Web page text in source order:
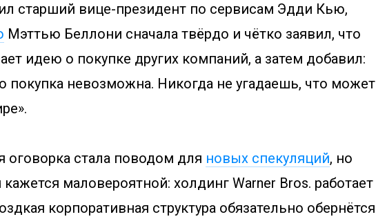
старший вице-президент по сервисам Эдди Кью,
Мэттью Беллони сначала твёрдо и чётко заявил, что
идею о покупке других компаний, а затем добавил:
покупка невозможна. Никогда не угадаешь, что может
оговорка стала поводом для новых спекуляций, но
маловероятной: холдинг Warner Bros. работает
корпоративная структура обязательно обернётся